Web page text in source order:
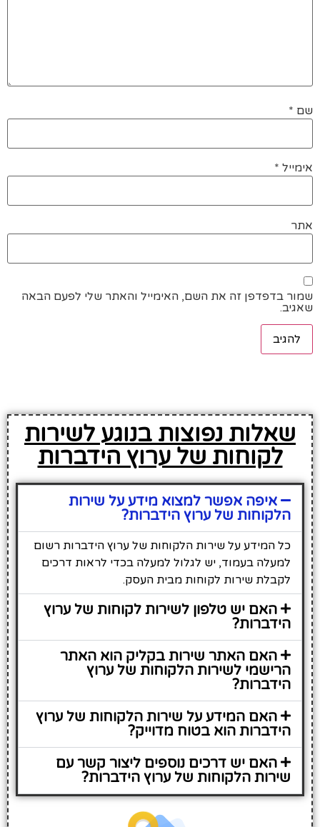
שם *
אימייל *
אתר
שמור בדפדפן זה את השם, האימייל והאתר שלי לפעם הבאה
שאגיב.
שאלות נפוצות בנוגע לשירות
לקוחות של ערוץ הידברות
איפה אפשר למצוא מידע על שירות
הלקוחות של ערוץ הידברות?
כל המידע על שירות הלקוחות של ערוץ הידברות רשום
למעלה בעמוד, יש לגלול למעלה בכדי לראות דרכים
לקבלת שירות לקוחות מבית העסק.
האם יש טלפון לשירות לקוחות של ערוץ
הידברות?
האם האתר שירות בקליק הוא האתר
הרישמי לשירות הלקוחות של ערוץ
הידברות?
האם המידע על שירות הלקוחות של ערוץ
הידברות הוא בטוח מדוייק?
האם יש דרכים נוספים ליצור קשר עם
שירות הלקוחות של ערוץ הידברות?